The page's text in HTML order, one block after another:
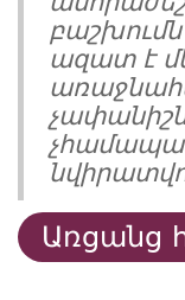
content.
ազատ է
Առցանց